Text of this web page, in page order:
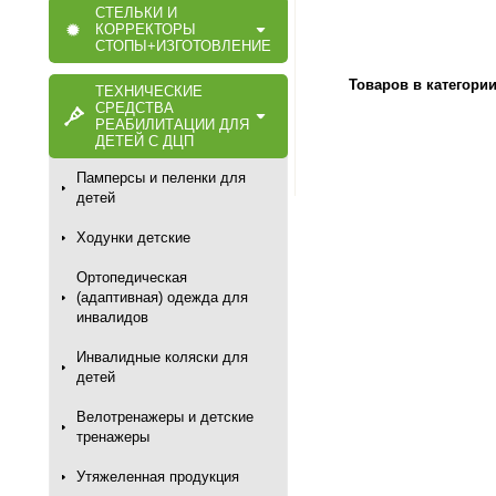
СТЕЛЬКИ И
КОРРЕКТОРЫ
СТОПЫ+ИЗГОТОВЛЕНИЕ
ТЕХНИЧЕСКИЕ
СРЕДСТВА
РЕАБИЛИТАЦИИ ДЛЯ
ДЕТЕЙ С ДЦП
Памперсы и пеленки для
детей
Ходунки детские
Ортопедическая
(адаптивная) одежда для
инвалидов
Инвалидные коляски для
детей
Велотренажеры и детские
тренажеры
Утяжеленная продукция
Товаров в